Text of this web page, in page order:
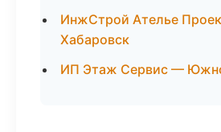
ИнжСтрой Ателье
Хабаровск
ИП Этаж Сервис —